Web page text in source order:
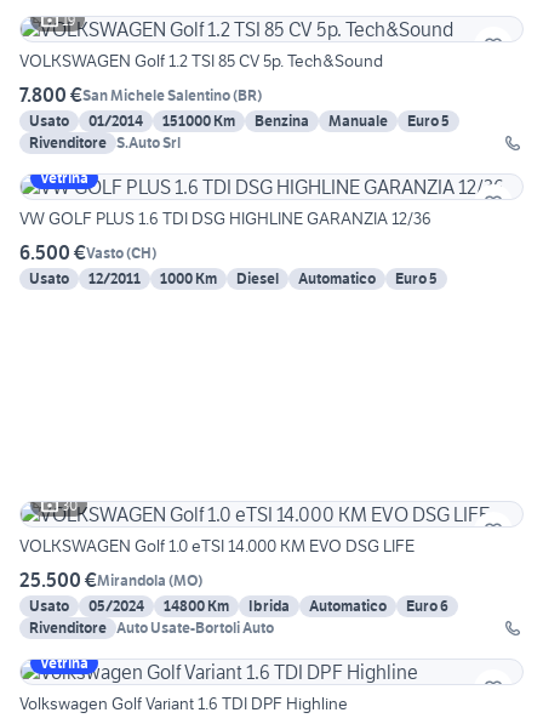
19
VOLKSWAGEN Golf 1.2 TSI 85 CV 5p. Tech&Sound
7.800 €San Michele Salentino(BR)
Usato
01/2014 151000 Km Benzina Manuale
Euro 5
Rivenditore S.Auto Srl
Vetrina
VW GOLF PLUS 1.6 TDI DSG HIGHLINE GARANZIA 12/36
6.500 €Vasto(CH)
Usato
12/2011 1000 Km Diesel Automatico Euro 5
30
VOLKSWAGEN Golf 1.0 eTSI 14.000 KM EVO DSG LIFE
25.500 €Mirandola (MO)
Usato
05/2024 14800 Km Ibrida Automatico
Euro 6
Rivenditore Auto Usate-Bortoli Auto
Vetrina
Volkswagen Golf Variant 1.6 TDI DPF Highline